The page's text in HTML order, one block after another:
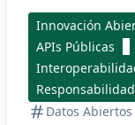
Innovación
APIs Públicas
Datos